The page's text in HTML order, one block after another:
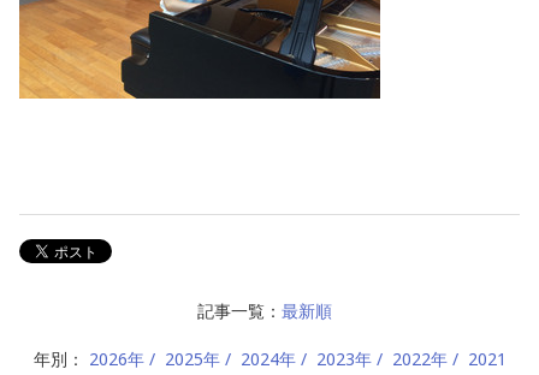
記事一覧： 最新順
年別： 2026年 2025年 2024年 2023年 2022年
2021